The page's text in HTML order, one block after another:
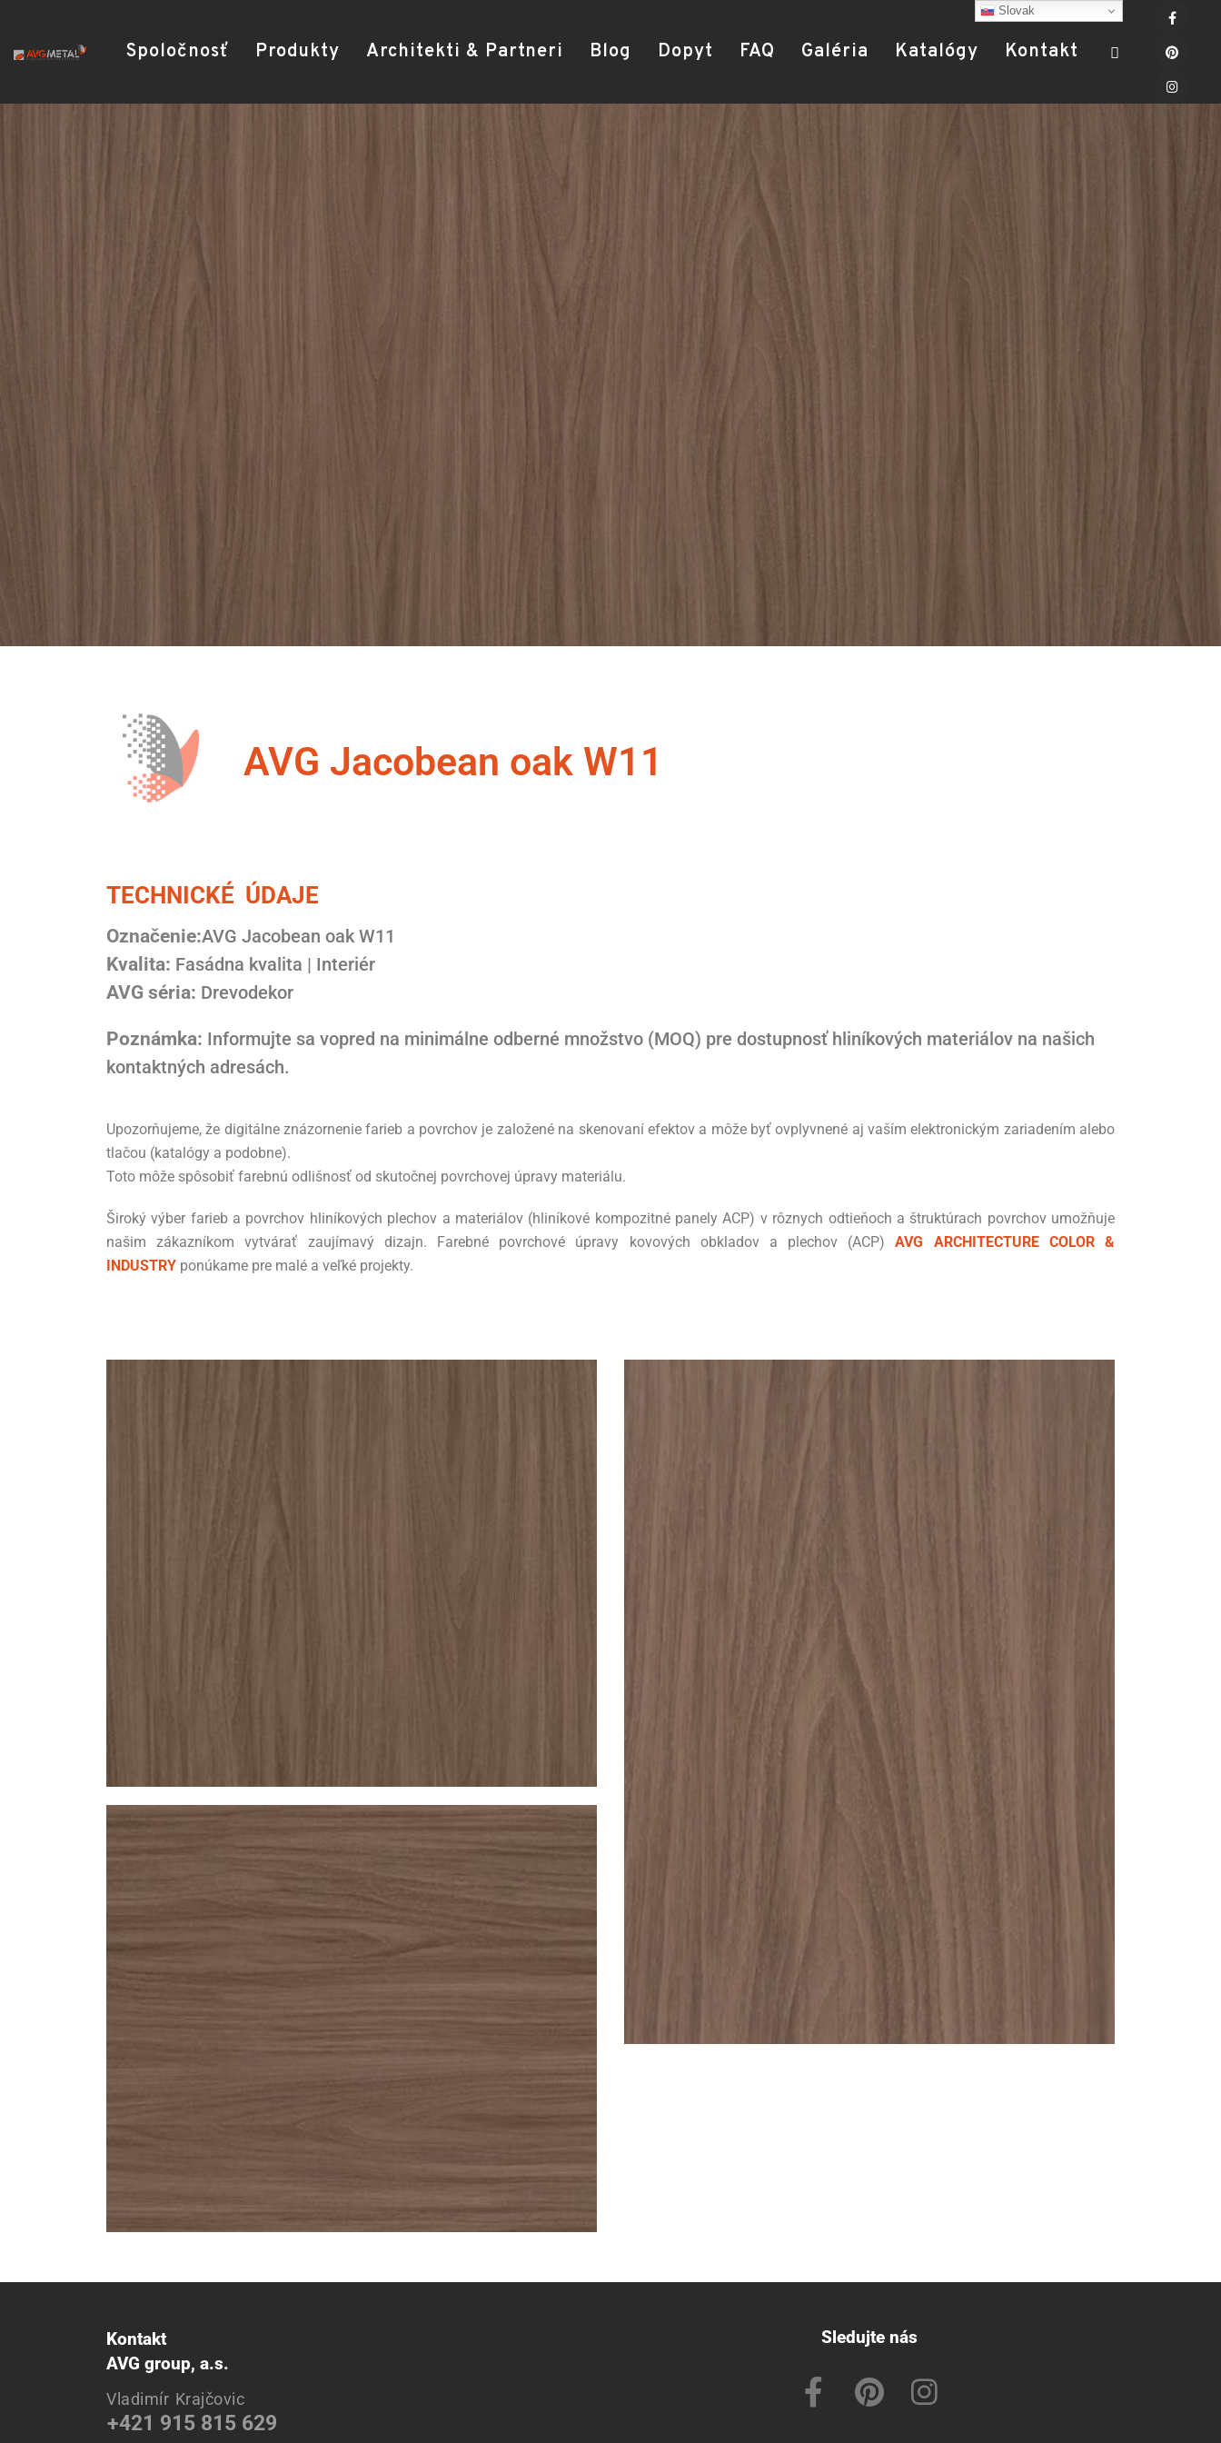
Spoločnosť Produkty Architekti & Partneri Blog Dopyt FAQ Galéria Katalógy Kontakt
AVG Jacobean oak W11
TECHNICKÉ ÚDAJE
Označenie:AVG Jacobean oak W11
Kvalita: Fasádna kvalita | Interiér
AVG séria: Drevodekor
Poznámka: Informujte sa vopred na minimálne odberné množstvo (MOQ) pre dostupnosť hliníkových materiálov na našich
kontaktných adresách.
Upozorňujeme, že digitálne znázornenie farieb a povrchov je založené na skenovaní efektov a môže byť ovplyvnené aj vaším elektronickým zariadením alebo
tlačou (katalógy a podobne).
Toto môže spôsobiť farebnú odlišnosť od skutočnej povrchovej úpravy materiálu.
Široký výber farieb a povrchov hliníkových plechov a materiálov (hliníkové kompozitné panely ACP) v rôznych odtieňoch a štruktúrach povrchov umožňuje
našim zákazníkom vytvárať zaujímavý dizajn. Farebné povrchové úpravy kovových obkladov a plechov (ACP)AVG ARCHITECTURE COLOR &
INDUSTRY ponúkame pre malé a veľké projekty.
Kontakt
AVG group, a.s.
Vladimír Krajčovic
+421 915 815 629
Sledujte nás
Slovak